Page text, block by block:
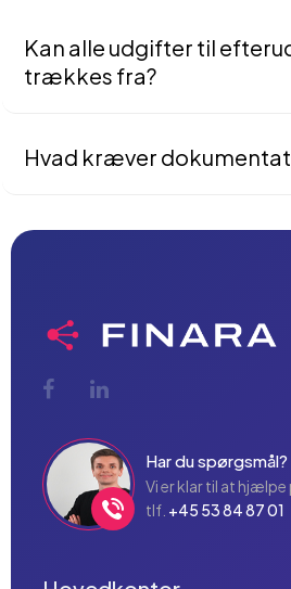
Kan alle udgifter til
trækkes fra?
Hvad kræver
Har du spørgsmål?
Vi er klar til at hjælpe
tlf. +45 53 84 87 01